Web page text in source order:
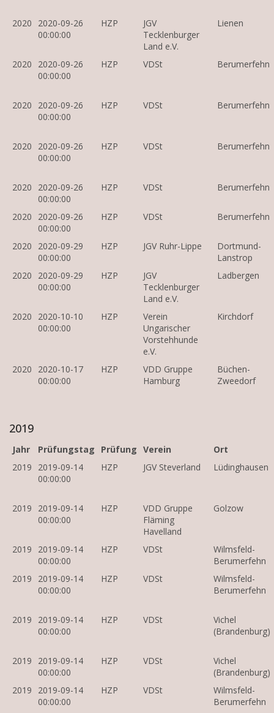
2020
2020-09-26
00:00:00
HZP
JGV
Tecklenburger
Land e.V.
Lienen
2020
2020-09-26
00:00:00
HZP VDSt Berumerfehn
2020
2020-09-26
00:00:00
HZP VDSt Berumerfehn
2020
2020-09-26
00:00:00
HZP VDSt Berumerfehn
2020
2020-09-26
00:00:00
HZP VDSt Berumerfehn
2020
2020-09-26
00:00:00
HZP VDSt Berumerfehn
2020
2020-09-29
00:00:00
HZP JGV Ruhr-Lippe
Dortmund-
Lanstrop
2020
2020-09-29
00:00:00
HZP
JGV
Tecklenburger
Land e.V.
Ladbergen
2020
2020-10-10
00:00:00
HZP
Verein
Ungarischer
Vorstehhunde
e.V.
Kirchdorf
2020
2020-10-17
00:00:00
HZP
VDD Gruppe
Hamburg
Büchen-
Zweedorf
2019
Jahr Prüfungstag Prüfung Verein
Ort
2019
2019-09-14
00:00:00
HZP JGV Steverland Lüdinghausen
2019
2019-09-14
00:00:00
HZP
VDD Gruppe
Fläming
Havelland
Golzow
2019
2019-09-14
00:00:00
HZP VDSt
Wilmsfeld-
Berumerfehn
2019
2019-09-14
00:00:00
HZP VDSt
Wilmsfeld-
Berumerfehn
2019
2019-09-14
00:00:00
HZP VDSt
Vichel
(Brandenburg)
2019
2019-09-14
00:00:00
HZP VDSt
Vichel
(Brandenburg)
2019
2019-09-14
00:00:00
HZP VDSt
Wilmsfeld-
Berumerfehn